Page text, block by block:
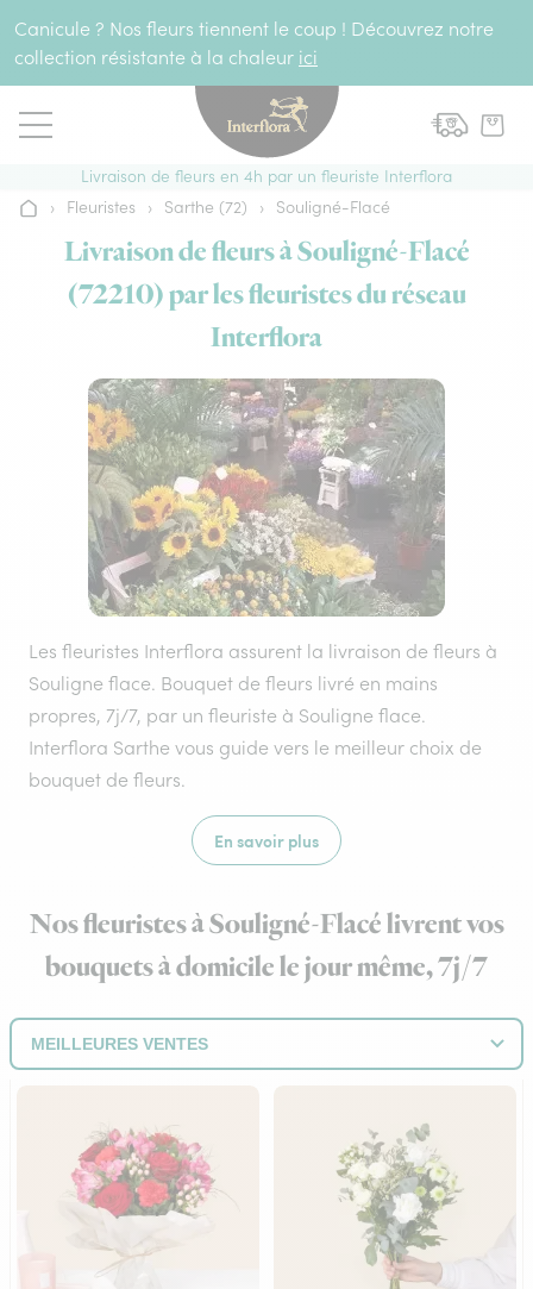
Canicule ? Nos fleurs tiennent le coup ! Découvrez notre
collection résistante à la chaleur ici
Livraison de fleurs en 4h par un fleuriste Interflora
Accueil
› Fleuristes › Sarthe (72) › Souligné-Flacé
Livraison de fleurs à Souligné-Flacé
(72210) par les fleuristes du réseau
Interflora
Les fleuristes Interflora assurent la livraison de fleurs à
Souligne flace. Bouquet de fleurs livré en mains
propres, 7j/7, par un fleuriste à Souligne flace.
Interflora Sarthe vous guide vers le meilleur choix de
bouquet de fleurs.
En savoir plus
Nos fleuristes à Souligné-Flacé livrent vos
bouquets à domicile le jour même, 7j/7